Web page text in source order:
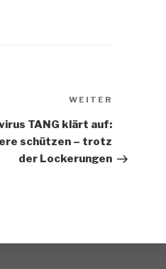
WEITER
TANG klärt auf:
schützen – trotz
der Lockerungen